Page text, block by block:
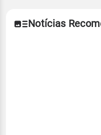
Notícias